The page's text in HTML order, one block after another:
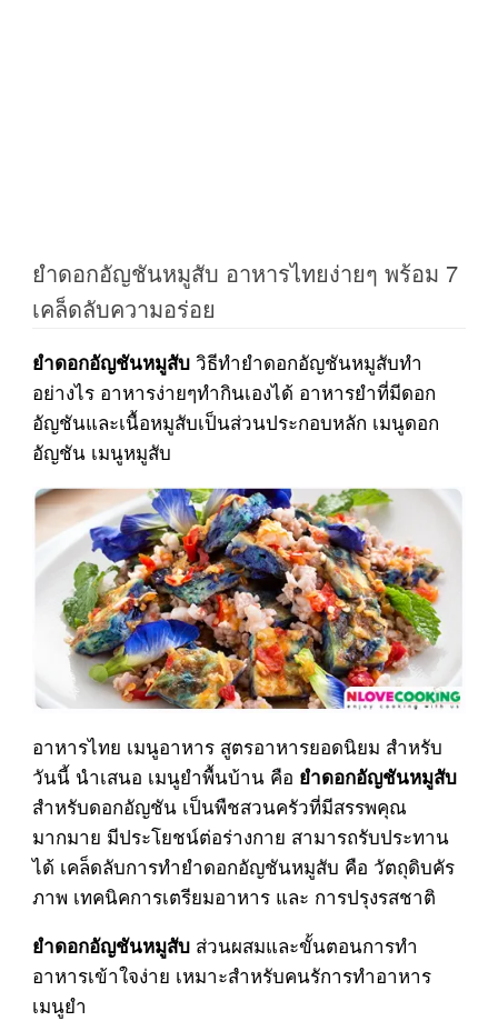
ยำดอกอัญชันหมูสับ อาหารไทยง่ายๆ พร้อม 7
เคล็ดลับความอร่อย
ยำดอกอัญชันหมูสับวิธีทำยำดอกอัญชันหมูสับทำ
อย่างไร อาหารง่ายๆทำกินเองได้ อาหารยำที่มีดอก
อัญชันและเนื้อหมูสับเป็นส่วนประกอบหลัก เมนูดอก
อัญชัน เมนูหมูสับ
อาหารไทย เมนูอาหาร สูตรอาหารยอดนิยม สำหรับ
วันนี้ นำเสนอ เมนูยำพื้นบ้าน คือ ยำดอกอัญชันหมูสับ
สำหรับดอกอัญชัน เป็นพืชสวนครัวที่มีสรรพคุณ
มากมาย มีประโยชน์ต่อร่างกาย สามารถรับประทาน
ได้ เคล็ดลับการทำยำดอกอัญชันหมูสับ คือ วัตถุดิบคัร
ภาพ เทคนิคการเตรียมอาหาร และ การปรุงรสชาติ
ยำดอกอัญชันหมูสับส่วนผสมและขั้นตอนการทำ
อาหารเข้าใจง่าย เหมาะสำหรับคนรัการทำอาหาร
เมนูยำ